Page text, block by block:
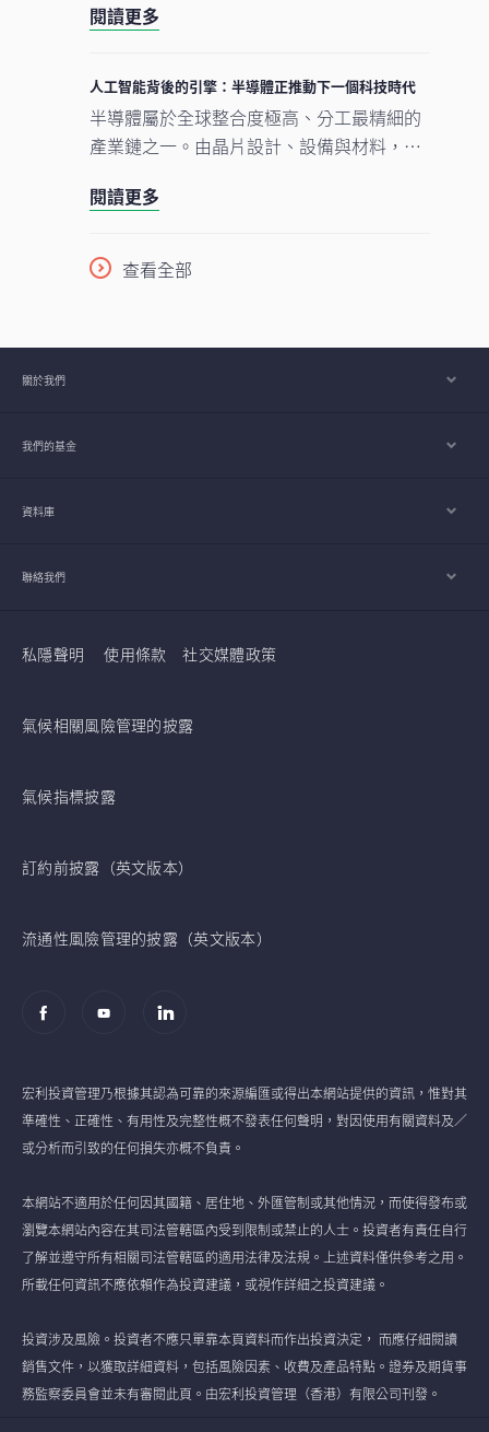
企業對晶片、數據中心及電網的大規模投
奠下基礎。在我們看來，市場討論焦點正愈
來愈由「人工智能採用能否延續」轉向「支
撐人工智能發展的關鍵基建如何落地與擴
建」。在這個發展進程中，亞洲看來正扮演
重要角色。
閱讀更多
人工智能背後的引擎：半導體正推動下一個科技時代
半導體屬於全球整合度極高、分工最精細的
產業鏈之一。由晶片設計、設備與材料，到
產流程，已橫跨多個大洲、涉及多個國家，
着半導體愈來愈成為一場不少人尚未準備就
緒的人工智能（AI）競賽之基石，理解此行
閱讀更多
查看全部
關於我們
我們的基金
資料庫
聯絡我們
私隱聲明 使用條款 社交媒體政策
氣候相關風險管理的披露
氣候指標披露
訂約前披露（英文版本）
流通性風險管理的披露（英文版本）
宏利投資管理乃根據其認為可靠的來源編匯或得出本網站提供的資訊，惟對其
準確性、正確性、有用性及完整性概不發表任何聲明，對因使用有關資料及／
或分析而引致的任何損失亦概不負責。
本網站不適用於任何因其國籍、居住地、外匯管制或其他情況，而使得發布或
瀏覽本網站內容在其司法管轄區內受到限制或禁止的人士。投資者有責任自行
了解並遵守所有相關司法管轄區的適用法律及法規。上述資料僅供參考之用。
所載任何資訊不應依賴作為投資建議，或視作詳細之投資建議。
投資涉及風險。投資者不應只單靠本頁資料而作出投資決定， 而應仔細閱讀
銷售文件，以獲取詳細資料，包括風險因素、收費及產品特點。證券及期貨事
務監察委員會並未有審閱此頁。由宏利投資管理（香港）有限公司刊發。